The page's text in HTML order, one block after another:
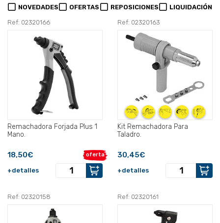
NOVEDADES OFERTAS REPOSICIONES LIQUIDACIÓN
Ref: 02320166
Remachadora Forjada Plus 1
Mano.
oferta
18,50€
+detalles
Ref: 02320163
Kit Remachadora Para
Taladro.
30,45€
+detalles
Ref: 02320158 Ref: 02320161